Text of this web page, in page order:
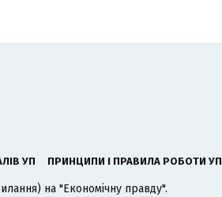
УП ПРИНЦИПИ І ПРАВИЛА РОБОТИ УП
на "Економічну правду".